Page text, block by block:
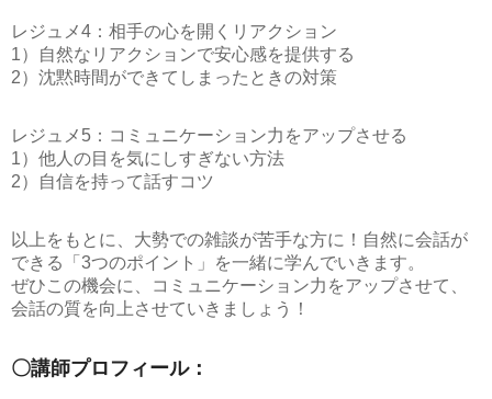
レジュメ4：相手の心を開くリアクション
1）自然なリアクションで安心感を提供する
2）沈黙時間ができてしまったときの対策
レジュメ5：コミュニケーション力をアップさせる
1）他人の目を気にしすぎない方法
2）自信を持って話すコツ
以上をもとに、大勢での雑談が苦手な方に！自然に会話が
できる「3つのポイント」を一緒に学んでいきます。
ぜひこの機会に、コミュニケーション力をアップさせて、
会話の質を向上させていきましょう！
〇講師プロフィール：